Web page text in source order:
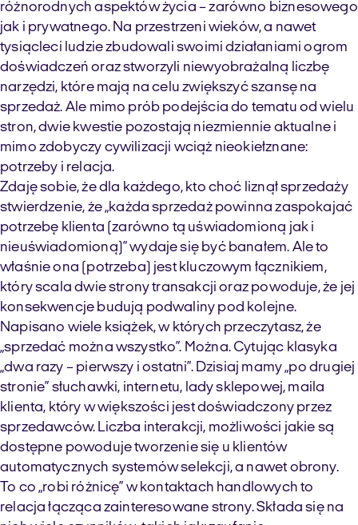
różnorodnych aspektów życia – zarówno biznesowego
jak i prywatnego. Na przestrzeni wieków, a nawet
tysiącleci ludzie zbudowali swoimi działaniami ogrom
doświadczeń oraz stworzyli niewyobrażalną liczbę
narzędzi, które mają na celu zwiększyć szansę na
sprzedaż. Ale mimo prób podejścia do tematu od wielu
stron, dwie kwestie pozostają niezmiennie aktualne i
mimo zdobyczy cywilizacji wciąż nieokiełznane:
potrzeby i relacja.
Zdaję sobie, że dla każdego, kto choć liznął sprzedaży
stwierdzenie, że „każda sprzedaż powinna zaspokajać
potrzebę klienta (zarówno tą uświadomioną jak i
nieuświadomioną)” wydaje się być banałem. Ale to
właśnie ona (potrzeba) jest kluczowym łącznikiem,
który scala dwie strony transakcji oraz powoduje, że jej
konsekwencje budują podwaliny pod kolejne.
Napisano wiele książek, w których przeczytasz, że
„sprzedać można wszystko”. Można. Cytując klasyka
„dwa razy – pierwszy i ostatni”. Dzisiaj mamy „po drugiej
stronie” słuchawki, internetu, lady sklepowej, maila
klienta, który w większości jest doświadczony przez
sprzedawców. Liczba interakcji, możliwości jakie są
dostępne powoduje tworzenie się u klientów
automatycznych systemów selekcji, a nawet obrony.
To co „robi różnicę” w kontaktach handlowych to
relacja łącząca zainteresowane strony. Składa się na